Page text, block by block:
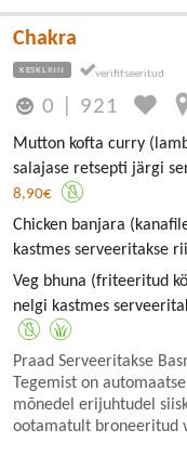
Chakra
KESKLINN
0 921
Mutton kofta curry
salajase retsepti järgi
8,90€
Chicken banjara
kastmes serveeritakse
Veg bhuna (friteeritud
nelgi kastmes
Praad Serveeritakse
Tegemist on
mõnedel erijuhtudel
ootamatult broneeritud